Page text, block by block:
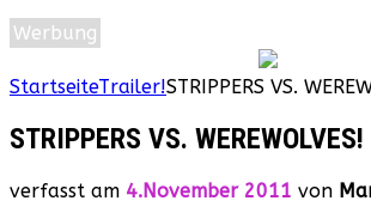
Werbung
StartseiteTrailer!STRIPPERS VS.
STRIPPERS VS. WEREWOLVES!
verfasst am 4.November 2011 von